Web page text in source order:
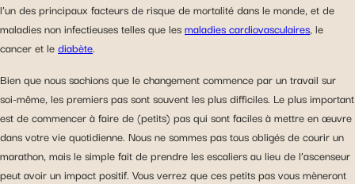
l’un des principaux facteurs de risque de mortalité dans le monde, et de
maladies non infectieuses telles que lesmaladies cardiovasculaires, le
cancer et lediabète.
Bien que nous sachions que le changement commence par un travail sur
soi-même, les premiers pas sont souvent les plus difficiles. Le plus important
est de commencer à faire de (petits) pas qui sont faciles à mettre en œuvre
dans votre vie quotidienne. Nous ne sommes pas tous obligés de courir un
marathon, mais le simple fait de prendre les escaliers au lieu de l’ascenseur
peut avoir un impact positif. Vous verrez que ces petits pas vous mèneront